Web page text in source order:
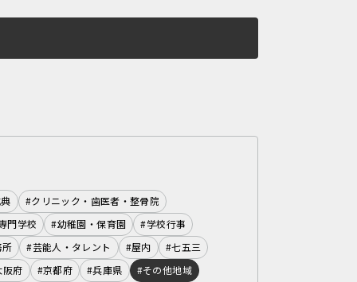
#クリニック・歯医者・整骨院
門学校
#幼稚園・保育園
#学校行事
#芸能人・タレント #屋内
#七五三
阪府
#京都府 #兵庫県 #その他地域